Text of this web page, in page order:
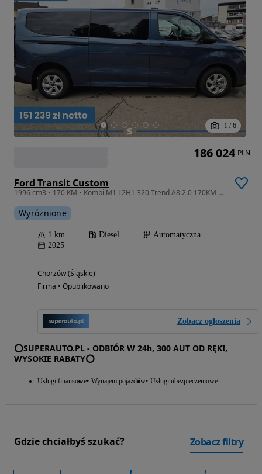
1 / 6
Ford Transit Custom
1996 cm3 • 170 KM • Kombi M1 L2H1 320 Trend A8 2.0 170KM Podgrz.fotele !! Klima tył !!
Wyróżnione
1 km Diesel
Automatyczna
2025
Chorzów (Śląskie)
Firma • Opublikowano
Zobacz ogłoszenia
⭕SUPERAUTO.PL - ODBIÓR W 24h, 300 AUT OD RĘKI,
WYSOKIE RABATY⭕
Usługi finansowe Wynajem pojazdów Usługi ubezpieczeniowe
186 024 PLN
Gdzie chciałbyś szukać? Zobacz filtry